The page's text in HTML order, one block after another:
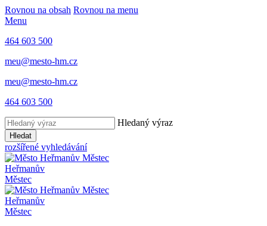
Rovnou na obsah Rovnou na menu
Menu
464 603 500
meu@mesto-hm.cz
meu@mesto-hm.cz
464 603 500
Hledaný výraz
Hledat
rozšířené vyhledávání
Heřmanův
Městec
Heřmanův
Městec